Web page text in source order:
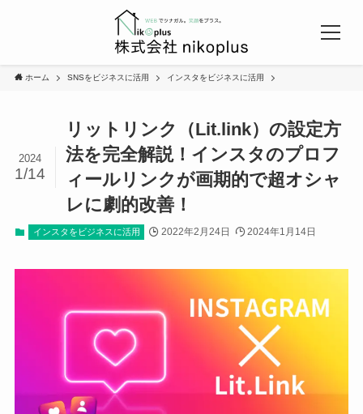
弊社が選ばれる理由
サービス紹介
制作実績
ホーム SNSをビジネスに活用 インスタをビジネスに活用
リットリンク（Lit.link）の設定方
法を完全解説！インスタのプロフ
ィールリンクが画期的で超オシャ
レに劇的改善！
2024
1/14
インスタをビジネスに活用 2022年2月24日 2024年1月14日